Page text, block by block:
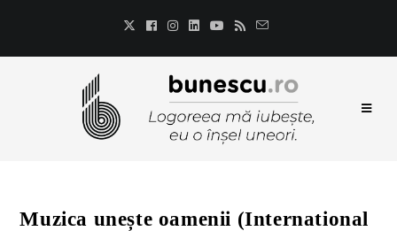
Muzica unește oamenii (International